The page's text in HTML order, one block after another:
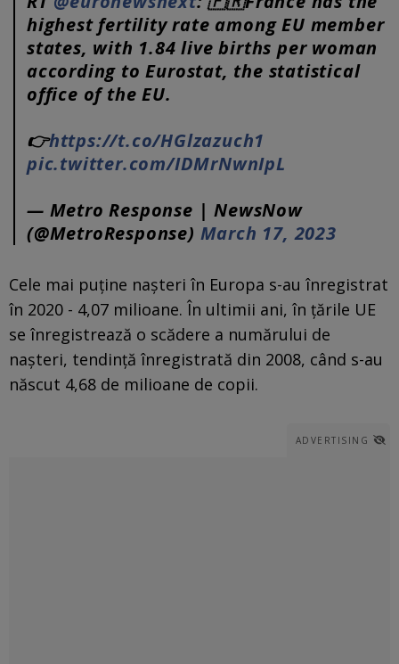
highest fertility rate among EU member
states, with 1.84 live births per woman
according to Eurostat, the statistical
office of the EU.
👉https://t.co/HGlzazuch1
pic.twitter.com/IDMrNwnIpL
— Metro Response | NewsNow
(@MetroResponse) March 17, 2023
Cele mai puține nașteri în Europa s-au înregistrat
în 2020 - 4,07 milioane. În ultimii ani, în țările UE
se înregistrează o scădere a numărului de
nașteri, tendință înregistrată din 2008, când s-au
născut 4,68 de milioane de copii.
ADVERTISING